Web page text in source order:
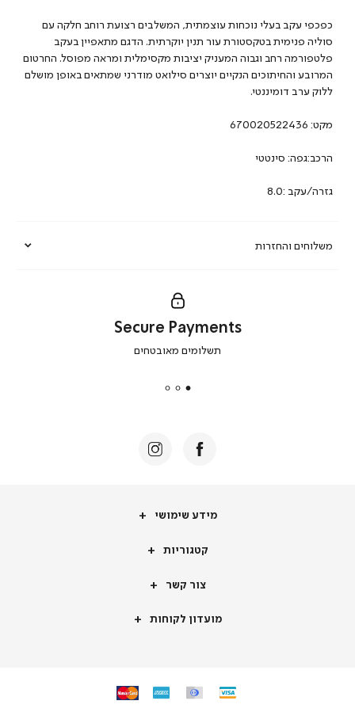
משלוחים והחזרות
כפכפי עקב בעלי נוכחות עוצמתית, המשלבים רצועת רוחב חלקה עם
סוליה פנימית בטקסטורת עור תנין יוקרתית. הדגם מתאפיין בעקב
פלטפורמה רחב וגבוה המעניק יציבות מקסימלית ומראה מפוסל. החרטום
המרובע והחיתוכים הנקיים יוצרים סילואט מודרני שמתאים באופן מושלם
ללוק ערב דומיננטי.
מקט: 670020522436
הרכב:גפה: סינטטי
גזרה/עקב :8.0
secure
|
Secure Payments
תשלומים מאובטחים
מידע
מידע שימושי
קטגוריותקטגוריות
צור
צור קשר
מועדון
מועדון לקוחות